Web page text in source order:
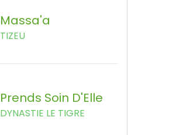
Massa'a
TIZEU
Prends Soin D'Elle
DYNASTIE LE TIGRE